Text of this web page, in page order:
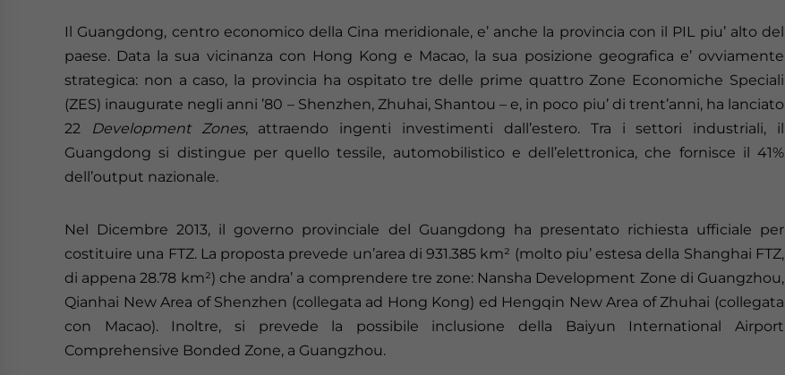
Il Guangdong, centro economico della Cina meridionale, e’ anche la provincia con il PIL piu’ alto del
paese. Data la sua vicinanza con Hong Kong e Macao, la sua posizione geografica e’ ovviamente
strategica: non a caso, la provincia ha ospitato tre delle prime quattro Zone Economiche Speciali
(ZES) inaugurate negli anni ’80 – Shenzhen, Zhuhai, Shantou – e, in poco piu’ di trent’anni, ha lanciato
22
Development Zones, attraendo ingenti investimenti dall’estero. Tra i settori industriali, il
Guangdong si distingue per quello tessile, automobilistico e dell’elettronica, che fornisce il 41%
dell’output nazionale.
Nel Dicembre 2013, il governo provinciale del Guangdong ha presentato richiesta ufficiale per
costituire una FTZ. La proposta prevede un’area di 931.385 km² (molto piu’ estesa della Shanghai FTZ,
di appena 28.78 km²) che andra’ a comprendere tre zone: Nansha Development Zone di Guangzhou,
Qianhai New Area of Shenzhen (collegata ad Hong Kong) ed Hengqin New Area of Zhuhai (collegata
con Macao). Inoltre, si prevede la possibile inclusione della Baiyun International Airport
Comprehensive Bonded Zone, a Guangzhou.